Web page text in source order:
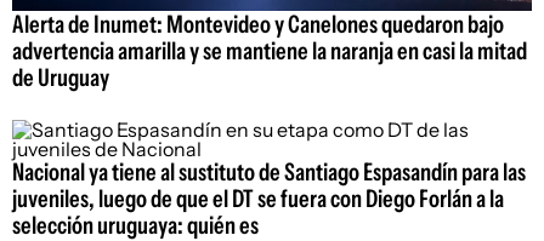
Alerta de Inumet: Montevideo y Canelones quedaron bajo
advertencia amarilla y se mantiene la naranja en casi la mitad
de Uruguay
Nacional ya tiene al sustituto de Santiago Espasandín para las
juveniles, luego de que el DT se fuera con Diego Forlán a la
selección uruguaya: quién es